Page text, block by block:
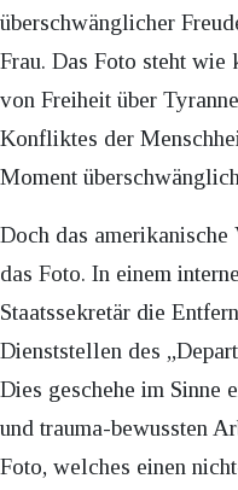
überschwänglicher
Frau. Das Foto steht wie
von Freiheit über
Konfliktes der
Moment
Doch das amerikanische
das Foto. In einem
Staatssekretär die
Dienststellen des
Dies geschehe im Sinne
und trauma-bewussten
Foto, welches einen